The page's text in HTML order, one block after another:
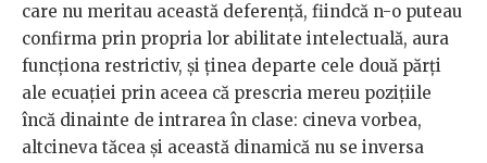
care nu meritau această deferență, fiindcă n-o puteau
confirma prin propria lor abilitate intelectuală, aura
funcționa restrictiv, și ținea departe cele două părți
ale ecuației prin aceea că prescria mereu pozițiile
încă dinainte de intrarea în clase: cineva vorbea,
altcineva tăcea și această dinamică nu se inversa